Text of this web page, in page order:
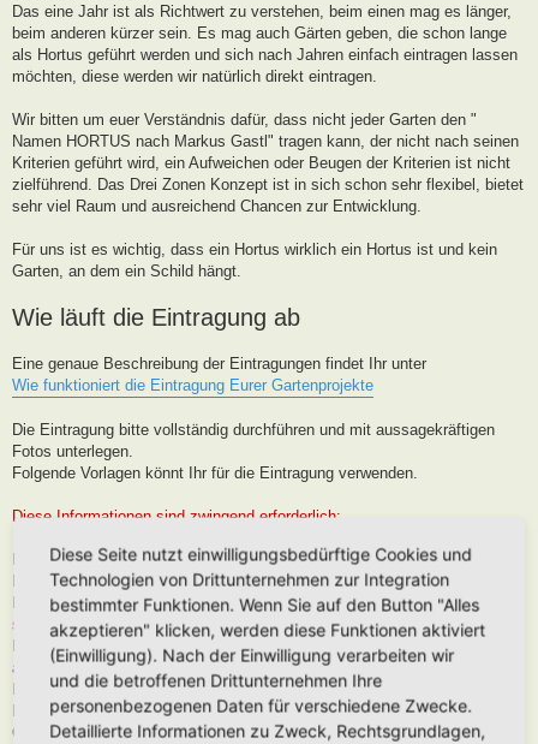
Das eine Jahr ist als Richtwert zu verstehen, beim einen mag es länger,
beim anderen kürzer sein. Es mag auch Gärten geben, die schon lange
als Hortus geführt werden und sich nach Jahren einfach eintragen lassen
möchten, diese werden wir natürlich direkt eintragen.
Wir bitten um euer Verständnis dafür, dass nicht jeder Garten den "
Namen HORTUS nach Markus Gastl" tragen kann, der nicht nach seinen
Kriterien geführt wird, ein Aufweichen oder Beugen der Kriterien ist nicht
zielführend. Das Drei Zonen Konzept ist in sich schon sehr flexibel, bietet
sehr viel Raum und ausreichend Chancen zur Entwicklung.
Für uns ist es wichtig, dass ein Hortus wirklich ein Hortus ist und kein
Garten, an dem ein Schild hängt.
Wie läuft die Eintragung ab
Eine genaue Beschreibung der Eintragungen findet Ihr unter
Wie funktioniert die Eintragung Eurer Gartenprojekte
Die Eintragung bitte vollständig durchführen und mit aussagekräftigen
Fotos unterlegen.
Folgende Vorlagen könnt Ihr für die Eintragung verwenden.
Diese Informationen sind zwingend erforderlich:
Hortus-Name:
Bedeutung des Hortus-Namens:
Dein Name:(Muss kein Realnamen sein, kann auch Euer Forenname
sein)
Postleitzahl (oder franz. Region):Brauche ich für die Karteneintrag, wird
aber nur in der Nähe, niemals Punktgenau platziert
Hortus-Ort:wie PLZ
Hortus-Land:
Größe in m2:
Diese Seite nutzt einwilligungsbedürftige Cookies und
Technologien von Drittunternehmen zur Integration
bestimmter Funktionen. Wenn Sie auf den Button "Alles
akzeptieren" klicken, werden diese Funktionen aktiviert
(Einwilligung). Nach der Einwilligung verarbeiten wir
und die betroffenen Drittunternehmen Ihre
personenbezogenen Daten für verschiedene Zwecke.
Detaillierte Informationen zu Zweck, Rechtsgrundlagen,